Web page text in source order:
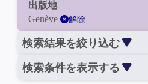
出版地
Genève
解除
検索結果を絞り込む
検索条件を表示する